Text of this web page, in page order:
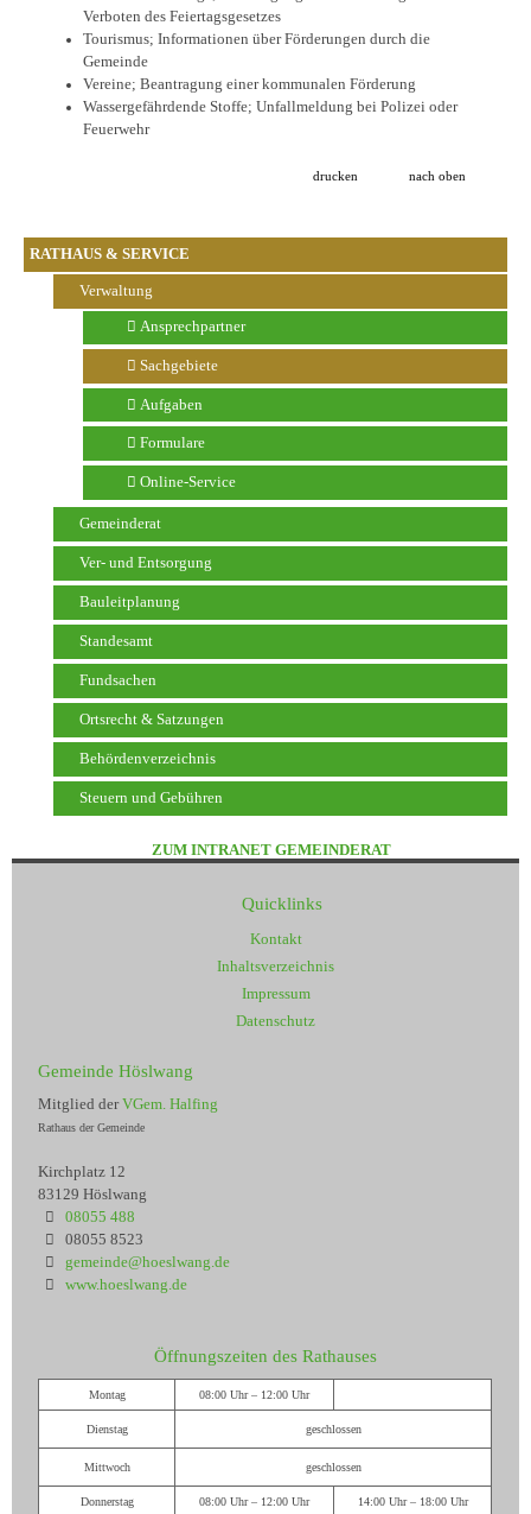
RATHAUS & SERVICE
Verwaltung
Ansprechpartner
Sachgebiete
Aufgaben
Formulare
Online-Service
Gemeinderat
Ver- und Entsorgung
Bauleitplanung
Standesamt
Fundsachen
Ortsrecht & Satzungen
Behördenverzeichnis
Steuern und Gebühren
Verboten des Feiertagsgesetzes
Tourismus; Informationen über Förderungen durch die
Gemeinde
Vereine; Beantragung einer kommunalen Förderung
Wassergefährdende Stoffe; Unfallmeldung bei Polizei oder
Feuerwehr
drucken nach oben
ZUM INTRANET GEMEINDERAT
Quicklinks
Kontakt
Inhaltsverzeichnis
Impressum
Datenschutz
Gemeinde Höslwang
Mitglied derVGem. Halfing
Rathaus der Gemeinde
Kirchplatz 12
83129 Höslwang
08055 488
08055 8523
gemeinde@hoeslwang.de
www.hoeslwang.de
Öffnungszeiten des Rathauses
Montag 08:00 Uhr – 12:00 Uhr
Dienstag geschlossen
Mittwoch geschlossen
Donnerstag 08:00 Uhr – 12:00 Uhr 14:00 Uhr – 18:00 Uhr